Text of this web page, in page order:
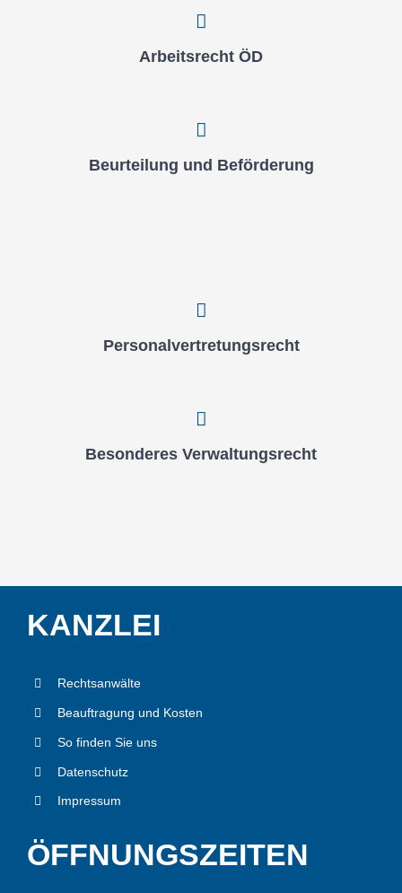
Arbeits­recht ÖD
Beur­tei­lung und Beför­de­rung
Per­so­nal­ver­tre­tungs­recht
Beson­de­res Ver­wal­tungs­recht
KANZ­LEI
Rechts­an­wäl­te
Beauf­tra­gung und Kos­ten
So fin­den Sie uns
Daten­schutz
Impres­sum
ÖFF­NUNGS­ZEI­TEN